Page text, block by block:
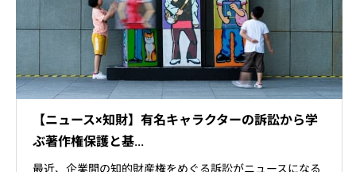
【ニュース×知財】有名キャラクターの訴訟から学
ぶ著作権保護と基...
最近、企業間の知的財産権をめぐる訴訟がニュースになる